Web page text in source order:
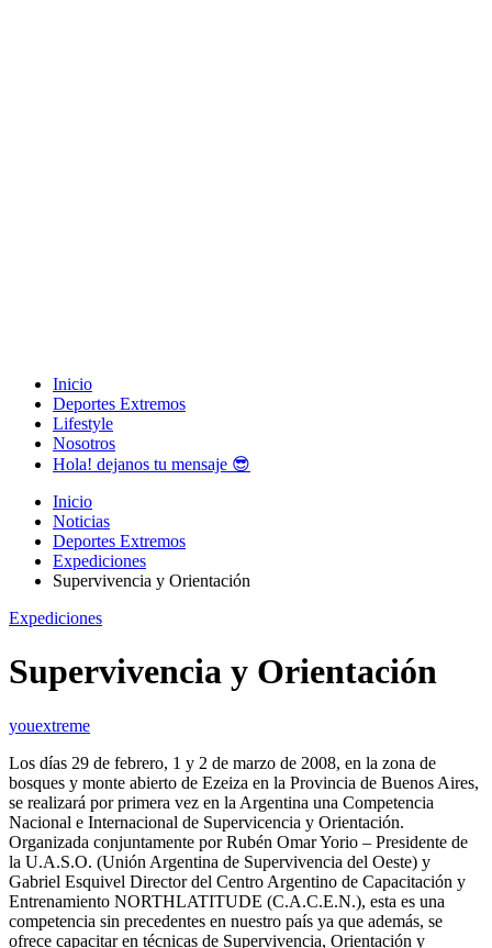
Inicio
Deportes Extremos
Lifestyle
Nosotros
Hola! dejanos tu mensaje 😎
Inicio
Noticias
Deportes Extremos
Expediciones
Supervivencia y Orientación
Expediciones
Supervivencia y Orientación
youextreme
Los días 29 de febrero, 1 y 2 de marzo de 2008, en la zona de
bosques y monte abierto de Ezeiza en la Provincia de Buenos Aires,
se realizará por primera vez en la Argentina una Competencia
Nacional e Internacional de Supervicencia y Orientación.
Organizada conjuntamente por Rubén Omar Yorio – Presidente de
la U.A.S.O. (Unión Argentina de Supervivencia del Oeste) y
Gabriel Esquivel Director del Centro Argentino de Capacitación y
Entrenamiento NORTHLATITUDE (C.A.C.E.N.), esta es una
competencia sin precedentes en nuestro país ya que además, se
ofrece capacitar en técnicas de Supervivencia, Orientación y